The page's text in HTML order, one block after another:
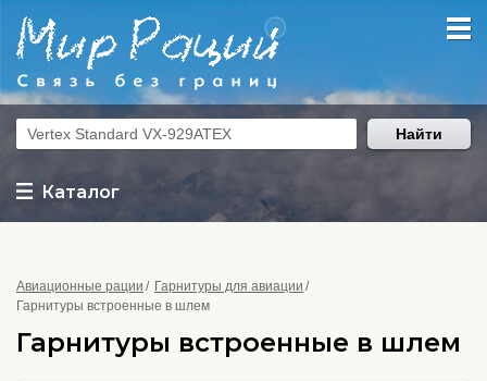
Каталог
Найти
Авиационные рации
Гарнитуры для авиации
Гарнитуры встроенные в шлем
Гарнитуры встроенные в шлем